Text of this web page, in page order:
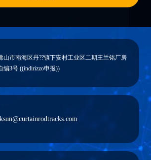
山市南海区丹??镇下安村工业区二期王兰铭厂房
编3号 ((indirizzo申报))